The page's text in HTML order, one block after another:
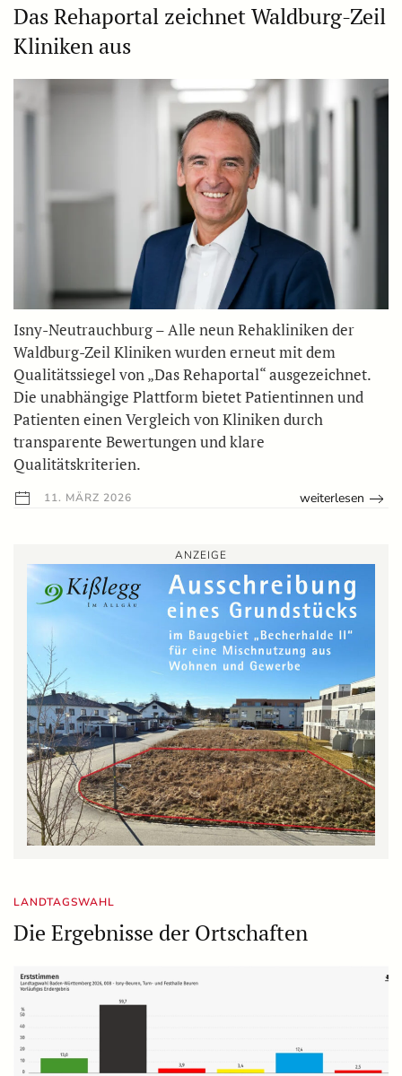
Das Rehaportal zeichnet Waldburg-Zeil
Kliniken aus
Isny-Neutrauchburg – Alle neun Rehakliniken der
Waldburg-Zeil Kliniken wurden erneut mit dem
Qualitätssiegel von „Das Rehaportal“ ausgezeichnet.
Die unabhängige Plattform bietet Patientinnen und
Patienten einen Vergleich von Kliniken durch
transparente Bewertungen und klare
Qualitätskriterien.
11. MÄRZ 2026 weiterlesen
ANZEIGE
LANDTAGSWAHL
Die Ergebnisse der Ortschaften